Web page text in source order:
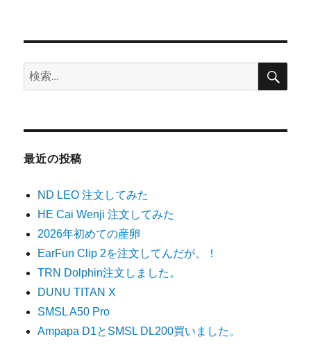
検
索:
検
最近の投稿
ND LEO 注文してみた
HE Cai Wenji 注文してみた
2026年初めての産卵
EarFun Clip 2を注文してんだが、！
TRN Dolphin注文しました。
DUNU TITAN X
SMSL A50 Pro
Ampapa D1とSMSL DL200買いました。